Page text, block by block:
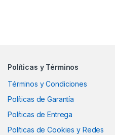
Políticas y Términos
Términos y Condiciones
Políticas de Garantía
Políticas de Entrega
Políticas de Cookies y Redes